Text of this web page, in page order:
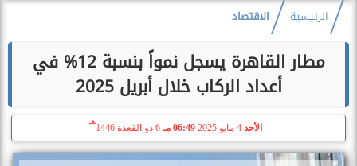
الرئيسية الاقتصاد
مطار القاهرة يسجل نمواً بنسبة 12% في
أعداد الركاب خلال أبريل 2025
الأحد 4 مايو 2025 06:49 مـ 6 ذو القعدة 1446
هـ